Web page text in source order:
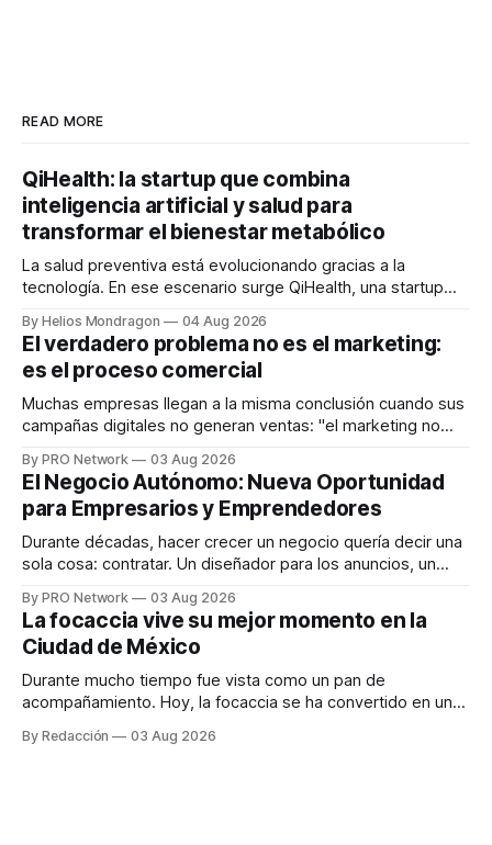
READ MORE
QiHealth: la startup que combina
inteligencia artificial y salud para
transformar el bienestar metabólico
La salud preventiva está evolucionando gracias a la
tecnología. En ese escenario surge QiHealth, una startup
dispositivos inteligentes, inteligencia artificial y monitoreo
en tiempo real para ayudar a las personas a tomar mejores
decisiones sobre su salud metabólica. Su propuesta busca
responder
By Helios Mondragon 04 Aug 2026
El verdadero problema no es el marketing:
es el proceso comercial
Muchas empresas llegan a la misma conclusión cuando sus
campañas digitales no generan ventas: "el marketing no
INTERIUS, el problema suele estar en otro lugar. Durante
una entrevista para el podcast SER PRO, el especialista en
marketing digital explicó que
By PRO Network 03 Aug 2026
El Negocio Autónomo: Nueva Oportunidad
para Empresarios y Emprendedores
Durante décadas, hacer crecer un negocio quería decir una
sola cosa: contratar. Un diseñador para los anuncios, un
para los textos, alguien que supiera de publicidad digital
para encontrar prospectos, un vendedor para atender
llamadas y mensajes, y —con suerte— una persona
By PRO Network 03 Aug 2026
La focaccia vive su mejor momento en la
Ciudad de México
Durante mucho tiempo fue vista como un pan de
acompañamiento. Hoy, la focaccia se ha convertido en uno
artesanal, ingredientes de calidad y experiencias que
By Redacción 03 Aug 2026